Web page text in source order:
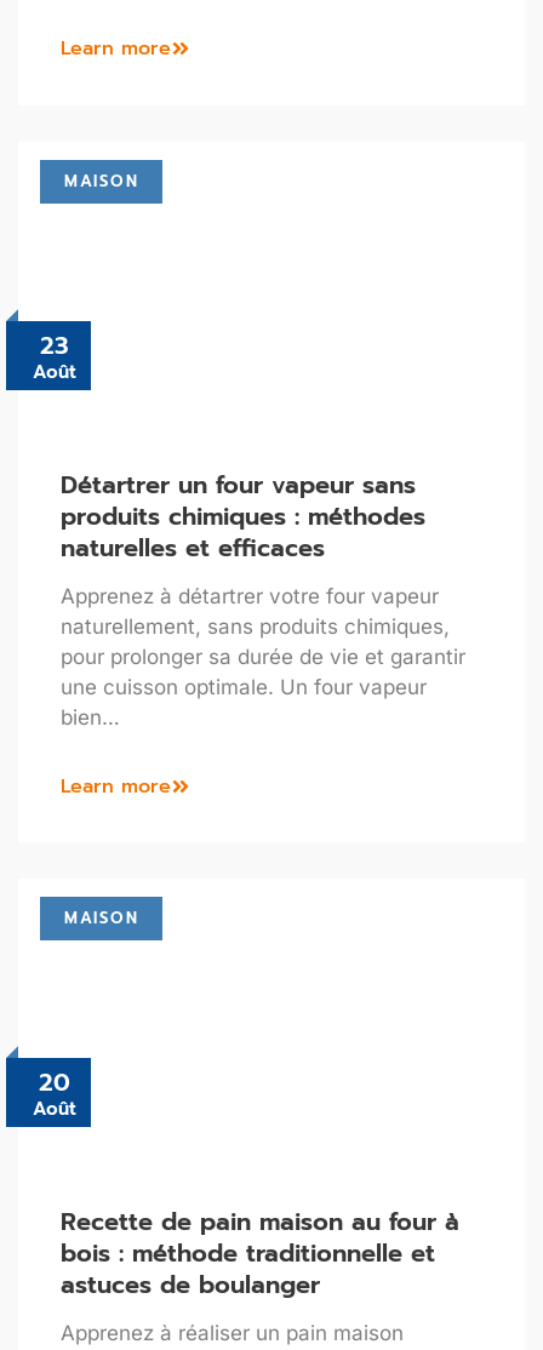
Learn more
23
Août
MAISON
Détartrer un four vapeur sans
produits chimiques : méthodes
naturelles et efficaces
Apprenez à détartrer votre four vapeur
naturellement, sans produits chimiques,
pour prolonger sa durée de vie et garantir
une cuisson optimale. Un four vapeur
bien…
Learn more
20
Août
MAISON
Recette de pain maison au four à
bois : méthode traditionnelle et
astuces de boulanger
Apprenez à réaliser un pain maison